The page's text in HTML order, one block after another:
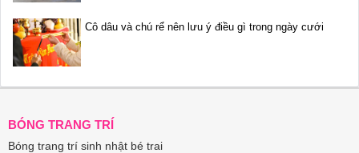
Cô dâu và chú rể nên lưu ý điều gì trong ngày cưới
BÓNG TRANG TRÍ
Bóng trang trí sinh nhật bé trai